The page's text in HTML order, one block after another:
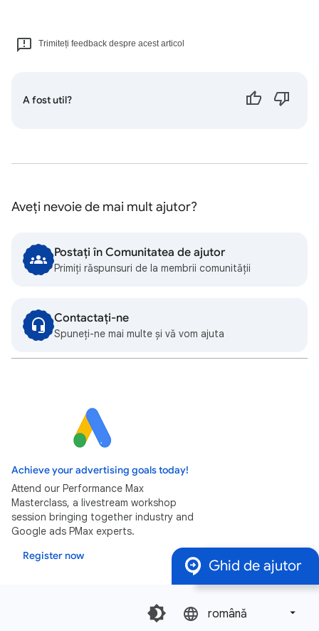
Trimiteți feedback despre acest articol
A fost util?
Aveți nevoie de mai mult ajutor?
Postați în Comunitatea de ajutor
Primiți răspunsuri de la membrii comunității
Contactați-ne
Spuneți-ne mai multe și vă vom ajuta
Achieve your advertising goals today!
Attend our Performance Max
Masterclass, a livestream workshop
session bringing together industry and
Google ads PMax experts.
Register now
română‎
Ghid de ajutor